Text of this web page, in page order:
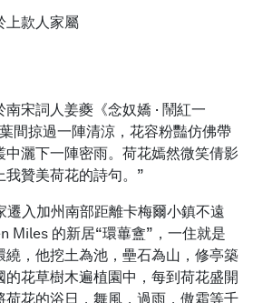
上款人家屬
宋詞人姜夔《念奴嬌 · 鬧紅一
間掠過一陣清涼，花容粉豔仿佛帶
中灑下一陣密雨。荷花嫣然微笑倩影
贊美荷花的詩句。”
遷入加州南部距離卡梅爾小鎮不遠
Miles 的新居“環蓽盦”，一住就是
繞，他挖土為池，壘石為山，修亭築
的花草樹木遍植園中，每到荷花盛開
荷花的浴日，舞風，過雨，傲霜等千